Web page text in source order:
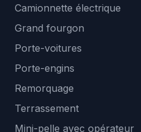
Camionnette électrique
Grand fourgon
Porte-voitures
Porte-engins
Remorquage
Terrassement
Mini-pelle avec opérateur